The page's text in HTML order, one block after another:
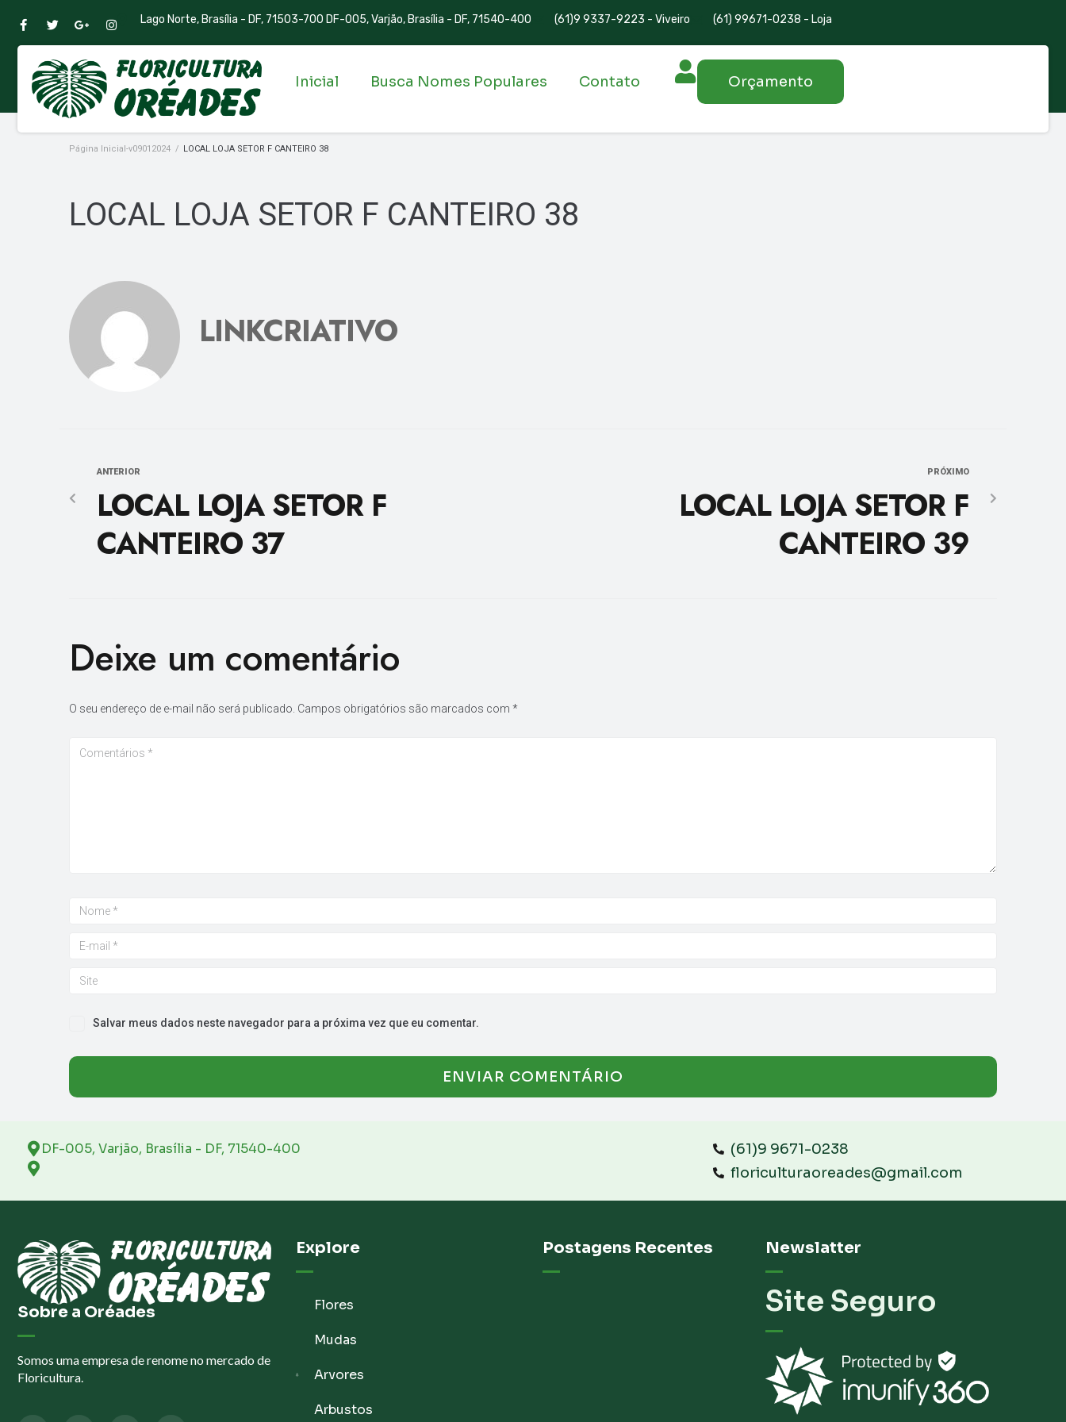
Lago Norte, Brasília - DF, 71503-700 DF-005, Varjão, Brasília - DF, 71540-400 (61)9 9337-9223 - Viveiro (61) 99671-0238 - Loja
Inicial Busca Nomes Populares Contato Orçamento
Página Inicial-v09012024 / LOCAL LOJA SETOR F CANTEIRO 38
LOCAL LOJA SETOR F CANTEIRO 38
LINKCRIATIVO
ANTERIOR
LOCAL LOJA SETOR F
CANTEIRO 37
PRÓXIMO
LOCAL LOJA SETOR F
CANTEIRO 39
Deixe um comentário
O seu endereço de e-mail não será publicado. Campos obrigatórios são marcados com *
Salvar meus dados neste navegador para a próxima vez que eu comentar.
DF-005, Varjão, Brasília - DF, 71540-400
(61)9 9671-0238
floriculturaoreades@gmail.com
Sobre a Oréades
Somos uma empresa de renome no mercado de
Floricultura.
Explore
Flores
Mudas
Arvores
Arbustos
Postagens Recentes Newslatter
Site Seguro